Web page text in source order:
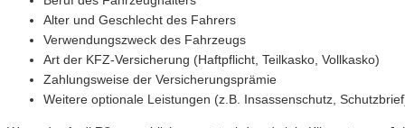
Alter und Geschlecht des Fahrers
Verwendungszweck des Fahrzeugs
Art der KFZ-Versicherung (Haftpflicht, Teilkasko, Vollkasko)
Zahlungsweise der Versicherungsprämie
Weitere optionale Leistungen (z.B. Insassenschutz,